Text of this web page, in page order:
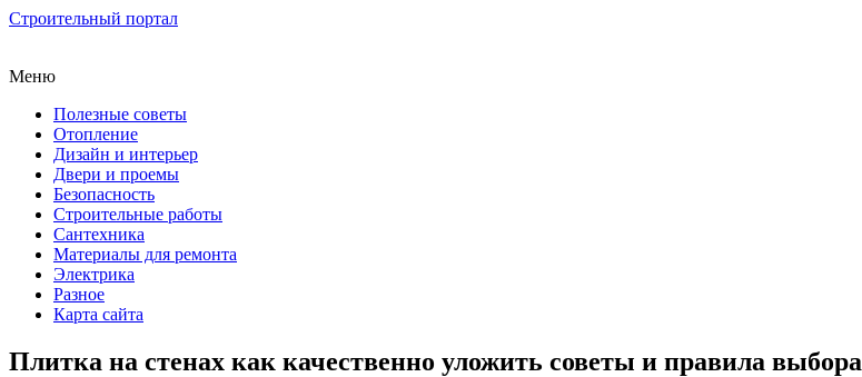
Строительный портал
Меню
Полезные советы
Отопление
Дизайн и интерьер
Двери и проемы
Безопасность
Строительные работы
Сантехника
Материалы для ремонта
Электрика
Разное
Карта сайта
Плитка на стенах как качественно уложить советы и правила выбора